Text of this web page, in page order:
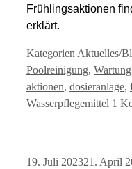
Frühlingsaktionen
erklärt.
Kategorien Aktuelles/
Poolreinigung, Wartung
aktionen, dosieranlage,
Wasserpflegemittel 1
19. Juli 202321. April